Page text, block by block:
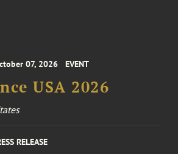
07, 2026 EVENT
USA 2026
RELEASE